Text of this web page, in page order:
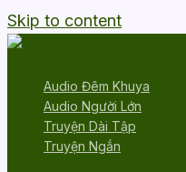
Skip to content
Audio Đêm Khuya
Audio Người Lớn
Truyện Dài Tập
Truyện Ngắn